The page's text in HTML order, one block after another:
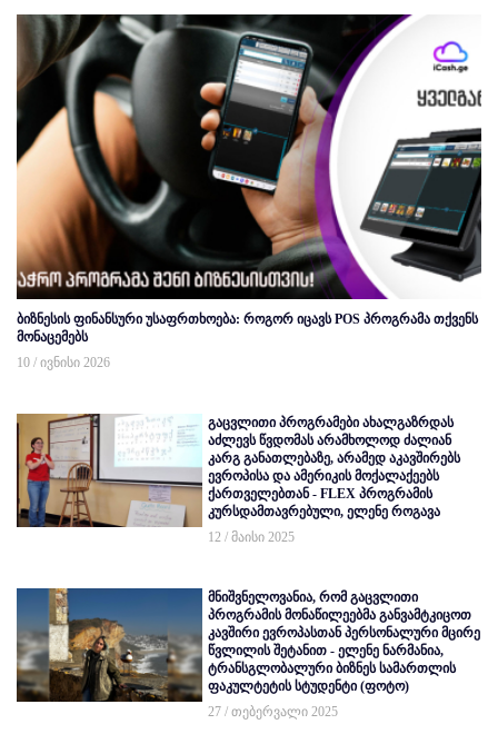
ბიზნესის ფინანსური უსაფრთხოება: როგორ იცავს POS პროგრამა თქვენს
მონაცემებს
10 / ივნისი 2026
გაცვლითი პროგრამები ახალგაზრდას
აძლევს წვდომას არამხოლოდ ძალიან
კარგ განათლებაზე, არამედ აკავშირებს
ევროპისა და ამერიკის მოქალაქეებს
ქართველებთან - FLEX პროგრამის
კურსდამთავრებული, ელენე როგავა
12 / მაისი 2025
მნიშვნელოვანია, რომ გაცვლითი
პროგრამის მონაწილეებმა განვამტკიცოთ
კავშირი ევროპასთან პერსონალური მცირე
წვლილის შეტანით - ელენე ნარმანია,
ტრანსგლობალური ბიზნეს სამართლის
ფაკულტეტის სტუდენტი (ფოტო)
27 / თებერვალი 2025